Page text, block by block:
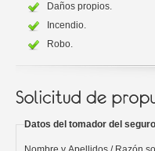
Daños propios.
Incendio.
Robo.
Datos del tomador del seguro